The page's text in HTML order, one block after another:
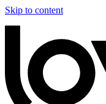
Skip to content